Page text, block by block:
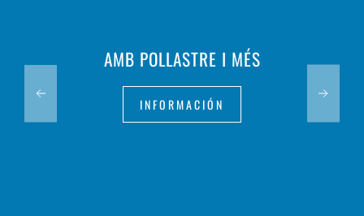
AMB POLLASTRE I MÉS
INFORMACIÓN